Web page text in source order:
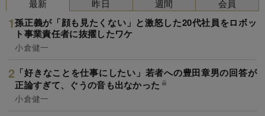
最新
孫正義が「顔も見たくない」と激怒した20代社員をロボッ
ト事業責任者に抜擢したワケ
小倉健一
「好きなことを仕事にしたい」若者への豊田章男の回答が
正論すぎて、ぐうの音も出なかった
小倉健一
昨日 週間 会員